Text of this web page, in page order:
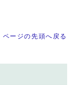
ページの先頭へ戻る